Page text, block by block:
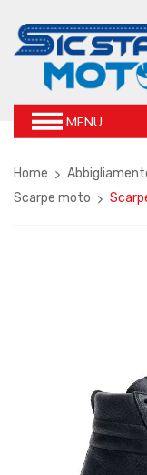
MENU
Home
Scarpe moto